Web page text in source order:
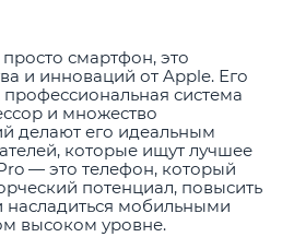
смартфон, это
и инноваций от Apple. Его
система
и множество
делают его идеальным
которые ищут лучшее
— это телефон, который
потенциал, повысить
насладиться мобильными
высоком уровне.